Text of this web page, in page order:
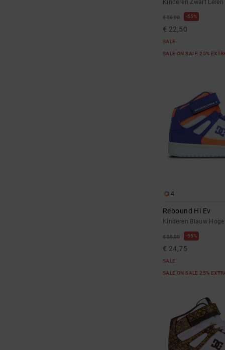
Kinderen Zwart Leren
€ 50,00 55%
€ 22,50
SALE
SALE ON SALE 25%
4
Rebound Hi Ev
Kinderen Blauw
€ 55,00 55%
€ 24,75
SALE
SALE ON SALE 25%